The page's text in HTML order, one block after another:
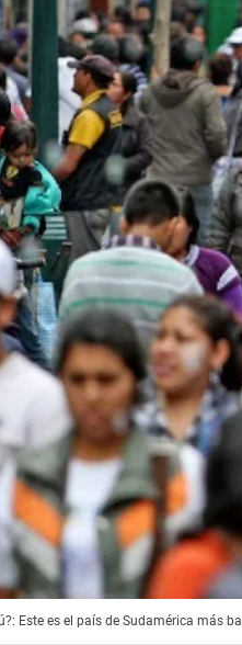
Este es el país de Sudamérica más